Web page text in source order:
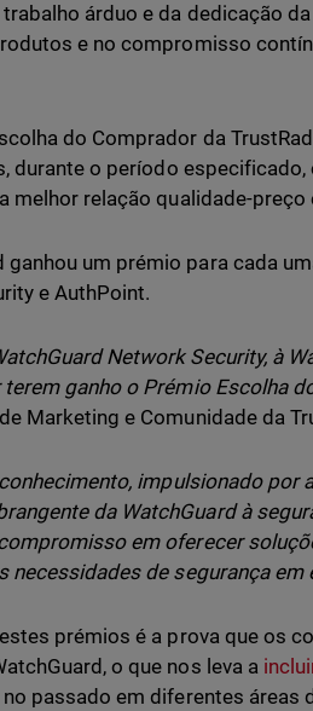
árduo e da dedicação
e no compromisso
do Comprador da
durante o período
melhor relação qualidade-
ganhou um prémio para cada
e AuthPoint.
Network Security, à
ganho o Prémio Escolha
Marketing e Comunidade da
impulsionado por
da WatchGuard à
em oferecer
necessidades de segurança em
prémios é a prova que os
o que nos leva a
no passado em diferentes áreas